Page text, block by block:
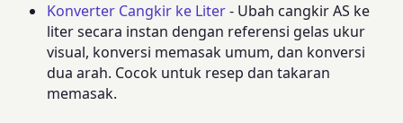
Konverter Cangkir ke Liter- Ubah cangkir AS ke
liter secara instan dengan referensi gelas ukur
visual, konversi memasak umum, dan konversi
dua arah. Cocok untuk resep dan takaran
memasak.